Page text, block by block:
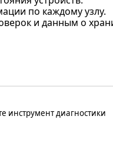
по каждому узлу.
и данным о
инструмент диагностики